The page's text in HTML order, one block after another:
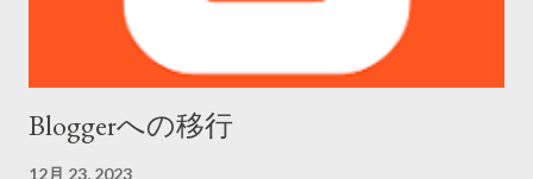
Bloggerへの移行
12月 23, 2023